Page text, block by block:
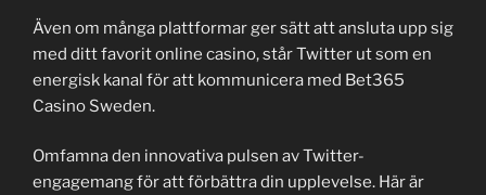
Även om många plattformar ger sätt att ansluta upp sig
med ditt favorit online casino, står Twitter ut som en
energisk kanal för att kommunicera med Bet365
Casino Sweden.
Omfamna den innovativa pulsen av Twitter-
engagemang för att förbättra din upplevelse. Här är